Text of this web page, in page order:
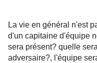
La vie en général n'est
d'un capitaine d'équipe
sera présent? quelle
adversaire?, l'équipe